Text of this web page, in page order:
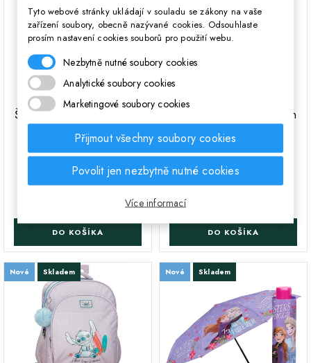
Školní batoh na kolečkách
Kuromi Retropop -
odnímatelný, 2 kolečka,
3462941
DO KOŠÍKA
;
Školní batoh na kolečkách
Team Avengers -
odnímatelný, 2 kolečka,
3332941
DO KOŠÍKA
Nové Skladem Nové Skladem
Tyto webové stránky ukládají v souladu se zákony na vaše
zařízení soubory, obecně nazývané cookies. Odsouhlaste
prosím nastavení cookies souborů pro použití webu.
Nezbytně nutné soubory cookies
Analytické soubory cookies
Marketingové soubory cookies
Přijmout všechny soubory cookies
Povolit jen nezbytně nutné cookies
Více informací